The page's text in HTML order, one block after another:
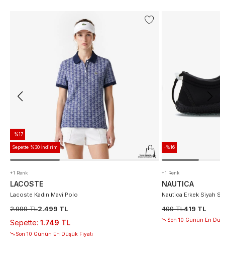
-%17
Sepette %30 İndirim
+1 Renk
LACOSTE
Lacoste Kadın Mavi Polo
2.999 TL2.499 TL
Sepette: 1.749 TL
Son 10 Günün En Düşük Fiyatı
-%16
+1 Renk
NAUTICA
Nautica Erkek Siyah
499 TL419 TL
Son 10 Günün En